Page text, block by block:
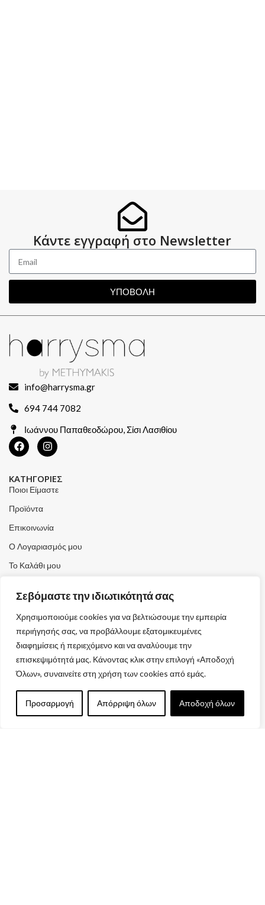
Σεβόμαστε την ιδιωτικότητά σας
Χρησιμοποιούμε cookies για να βελτιώσουμε την εμπειρία
περιήγησής σας, να προβάλλουμε εξατομικευμένες
διαφημίσεις ή περιεχόμενο και να αναλύουμε την
επισκεψιμότητά μας. Κάνοντας κλικ στην επιλογή «Αποδοχή
Όλων», συναινείτε στη χρήση των cookies από εμάς.
Προσαρμογή Απόρριψη όλων Αποδοχή όλων
Κάντε εγγραφή στο Newsletter
ΥΠΟΒΟΛΗ
info@harrysma.gr
694 744 7082
Ιωάννου Παπαθεοδώρου, Σίσι Λασιθίου
ΚΑΤΗΓΟΡΙΕΣ
Ποιοι Είμαστε
Προϊόντα
Επικοινωνία
Ο Λογαριασμός μου
Το Καλάθι μου
ΧΡΗΣΙΜΑ
Τρόποι Αποστολής
Μέθοδοι Πληρωμής
Πολιτική Επιστροφών
Ασφάλεια Συναλλαγών
Όροι & Προϋποθέσεις
Αναζήτηση Αποστολής